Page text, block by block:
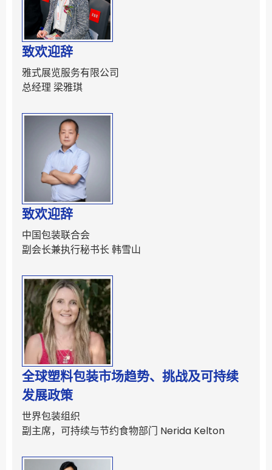
致欢迎辞
雅式展览服务有限公司
总经理 梁雅琪
致欢迎辞
中国包装联合会
副会长兼执行秘书长 韩雪山
全球塑料包装市场趋势、挑战及可持续
发展政策
世界包装组织
副主席，可持续与节约食物部门 Nerida Kelton